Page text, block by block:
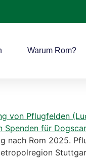
Warum Rom?
nach Rom 2025.